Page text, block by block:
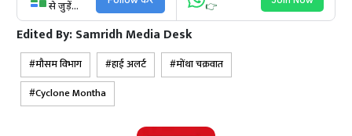
से जुड़ें...
👉
Edited By:Samridh Media Desk
मौसम विभाग हाई अलर्ट
मोंथा चक्रवात
Cyclone Montha